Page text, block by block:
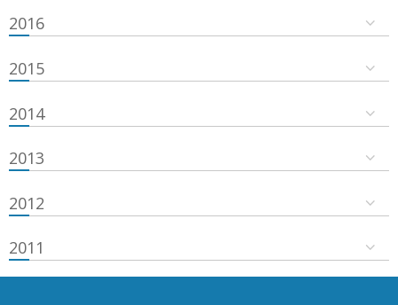
2016
2015
2014
2013
2012
2011